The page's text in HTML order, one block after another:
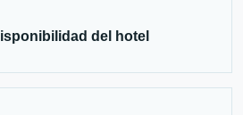
del hotel